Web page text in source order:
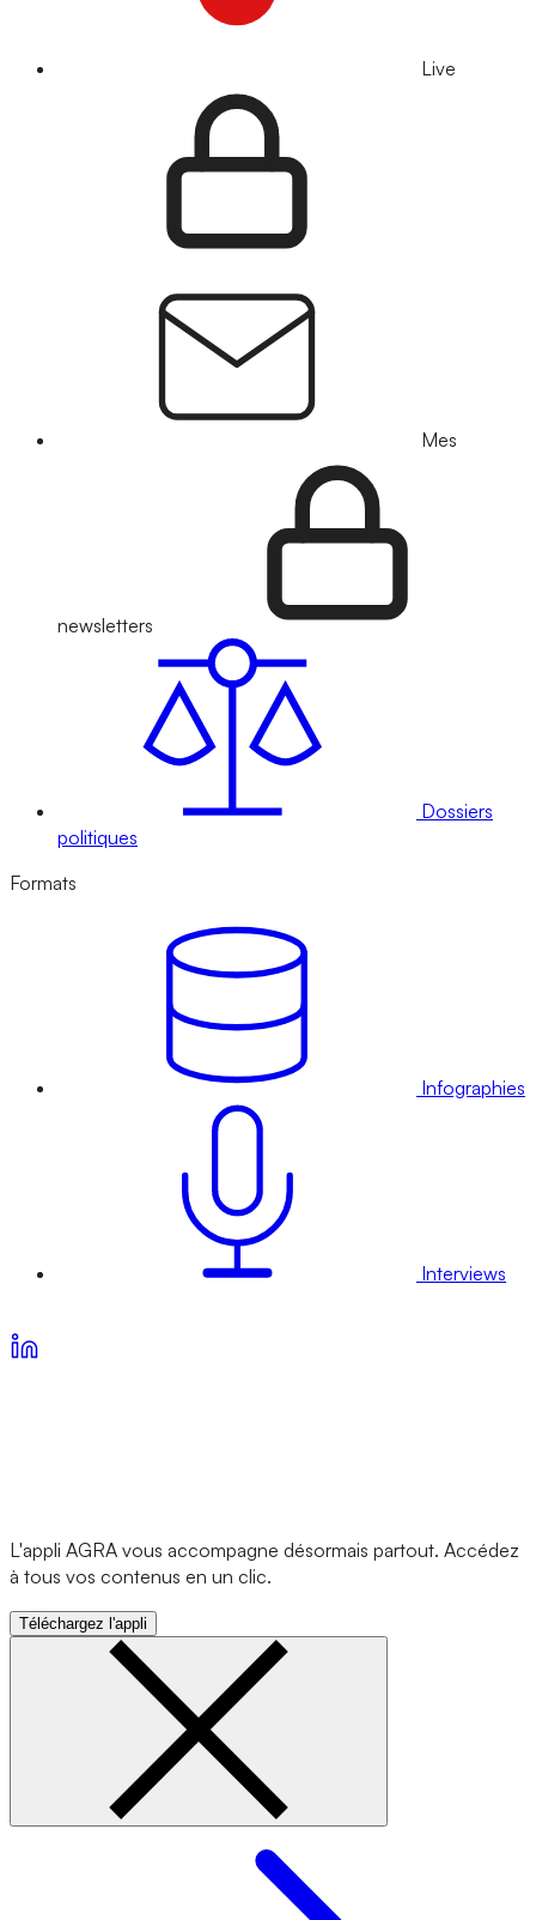
Live
Mes
newsletters
Dossiers
politiques
Formats
Infographies
Interviews
L'appli AGRA vous accompagne désormais partout. Accédez
à tous vos contenus en un clic.
Téléchargez l'appli